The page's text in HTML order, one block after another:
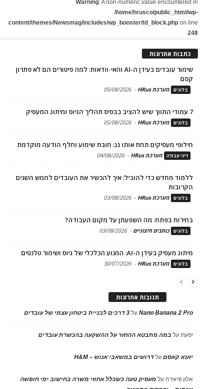
Warning: A non-numeric value encountered in
/home/hrusco/public_html/wp-
content/themes/Newsmag/includes/wp_booster/td_block.php on line
248
כתבות אחרונות
שימור עובדים בעידן ה-AI והאי-וודאות: למה פיטורים הם לא פתרון
קסם
בלוגים מערכת HRus -
05/08/2026
7 עמודי התווך שיש להציב בבסיס תהליך הגיוס ומיתוג המעסיק
בלוגים מערכת HRus -
05/08/2026
חילופי מעסיקים תחת אותו גג: חובת שימוע וחלף הודעה מוקדמת
דיני עבודה מערכת HRus -
04/08/2026
ללמוד מחדש כדי להוביל: איך להכשיר את העובדים לחמש השנים
הקרובות
בלוגים מערכת HRus -
03/08/2026
בחירות בפתח: מה השפעתן על מקום העבודה?
בלוגים כותבים חיצוניים -
03/08/2026
מיתוג מעסיק בעידן ה-AI: המנוע הכלכלי של גיוס ושימור טלנטים
בלוגים מערכת HRus -
30/07/2026
תגובות אחרונות
Nano Banana 2 Proעל 3 דרכים לבניית ביטחון עצמי של עובדים
יפעתעל במה מתבטא ההחזר על ההשקעה בהכשרת עובדים
יאנא קאסםעלדרושים במשאבי אנוש – H&M
אלון פיאדה על מעסיק טעה כשכלל אחוזי משרה בחישוב ימי חופשה